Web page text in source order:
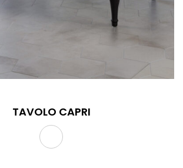
TAVOLO CAPRI